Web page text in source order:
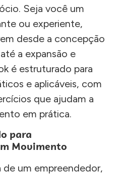
Seja você um
ou experiente,
desde a concepção
a expansão e
é estruturado para
e aplicáveis, com
que ajudam a
em prática.
para
Movimento
um empreendedor,